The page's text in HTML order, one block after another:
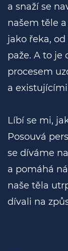
a snaží se
našem těle
jako řeka,
paže. A to je
procesem
a
Líbí se mi,
Posouvá
se díváme
a pomáhá
naše těla
dívali na